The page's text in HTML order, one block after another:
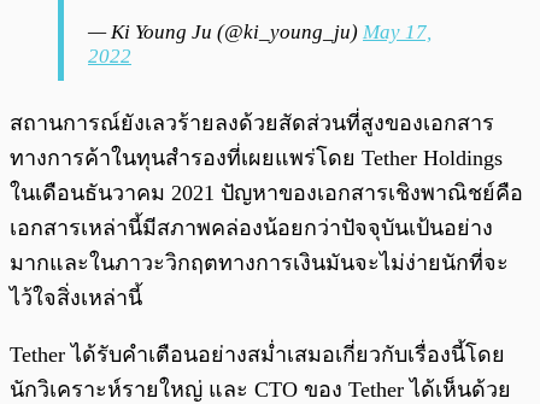
— Ki Young Ju (@ki_young_ju) May 17,
2022
สถานการณ์ยังเลวร้ายลงด้วยสัดส่วนที่สูงของเอกสาร
ทางการค้าในทุนสำรองที่เผยแพร่โดย Tether Holdings
ในเดือนธันวาคม 2021 ปัญหาของเอกสารเชิงพาณิชย์คือ
เอกสารเหล่านี้มีสภาพคล่องน้อยกว่าปัจจุบันเป้นอย่าง
มากและในภาวะวิกฤตทางการเงินมันจะไม่ง่ายนักที่จะ
ไว้ใจสิ่งเหล่านี้
Tether ได้รับคำเตือนอย่างสม่ำเสมอเกี่ยวกับเรื่องนี้โดย
นักวิเคราะห์รายใหญ่ และ CTO ของ Tether ได้เห็นด้วย